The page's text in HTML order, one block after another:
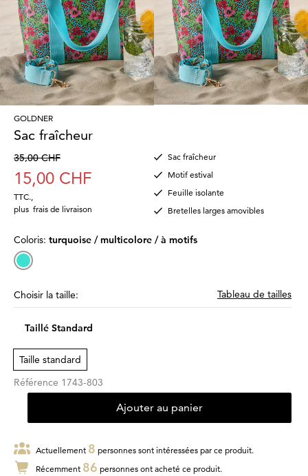
GOLDNER
Sac fraîcheur
35,00 CHF
15,00 CHF
TTC.
plus frais de livraison
Sac fraîcheur
Motif estival
Feuille isolante
Bretelles larges amovibles
Coloris: turquoise / multicolore / à motifs
Choisir la taille: Tableau de tailles
Taillé Standard
Taille standard
Référence 1743-803
Ajouter au panier
Actuellement 8 personnes sont intéressées par ce produit.
Récemment 86 personnes ont acheté ce produit.